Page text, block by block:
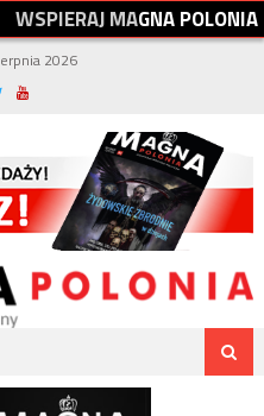
WSPIERAJMAGNAPOLONIA
2026